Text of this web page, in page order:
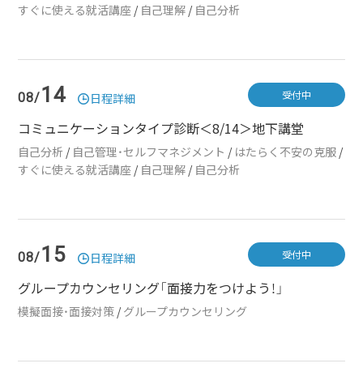
すぐに使える就活講座 / 自己理解 / 自己分析
08/14 日程詳細
コミュニケーションタイプ診断＜8/14＞地下講堂
自己分析 / 自己管理・セルフマネジメント / はたらく不安の克服 /
すぐに使える就活講座 / 自己理解 / 自己分析
受付中
08/15 日程詳細
グループカウンセリング「面接力をつけよう！」
模擬面接・面接対策 /グループカウンセリング
受付中